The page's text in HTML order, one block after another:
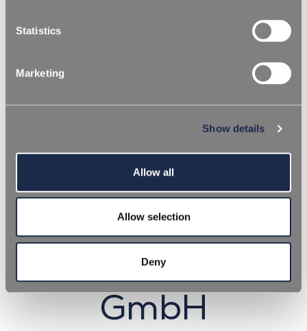
Statistics
Marketing
Show details
Allow all
Allow selection
Deny
REPI nomina
Michael
Thiessenhusen
nuovo Managing
Director di REPI
GmbH